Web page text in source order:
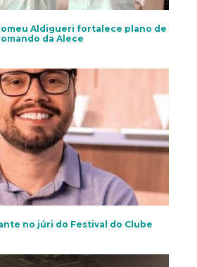
Aldigueri fortalece plano de
da Alece
no júri do Festival do Clube